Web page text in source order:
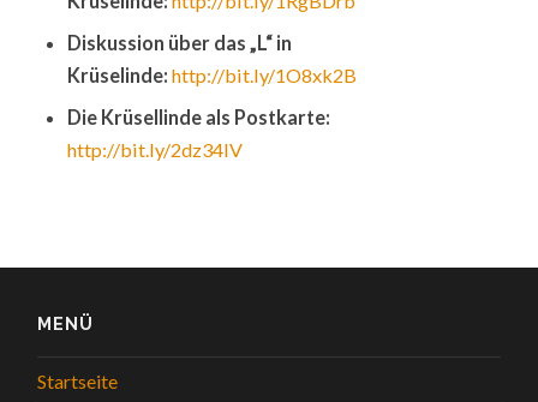
Diskussion über das „L“ in
Krüselinde: http://bit.ly/1O8xk2B
Die Krüsellinde als Postkarte:
http://bit.ly/2dz34lV
MENÜ
Startseite